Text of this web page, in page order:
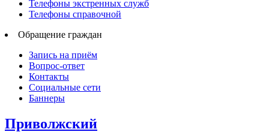
Телефоны экстренных служб
Телефоны справочной
Обращение граждан
Запись на приём
Вопрос-ответ
Контакты
Социальные сети
Баннеры
Приволжский